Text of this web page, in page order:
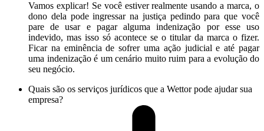
Vamos explicar! Se você estiver realmente usando a marca, o
dono dela pode ingressar na justiça pedindo para que você
pare de usar e pagar alguma indenização por esse uso
indevido, mas isso só acontece se o titular da marca o fizer.
Ficar na eminência de sofrer uma ação judicial e até pagar
uma indenização é um cenário muito ruim para a evolução do
seu negócio.
Quais são os serviços jurídicos que a Wettor pode ajudar sua
empresa?